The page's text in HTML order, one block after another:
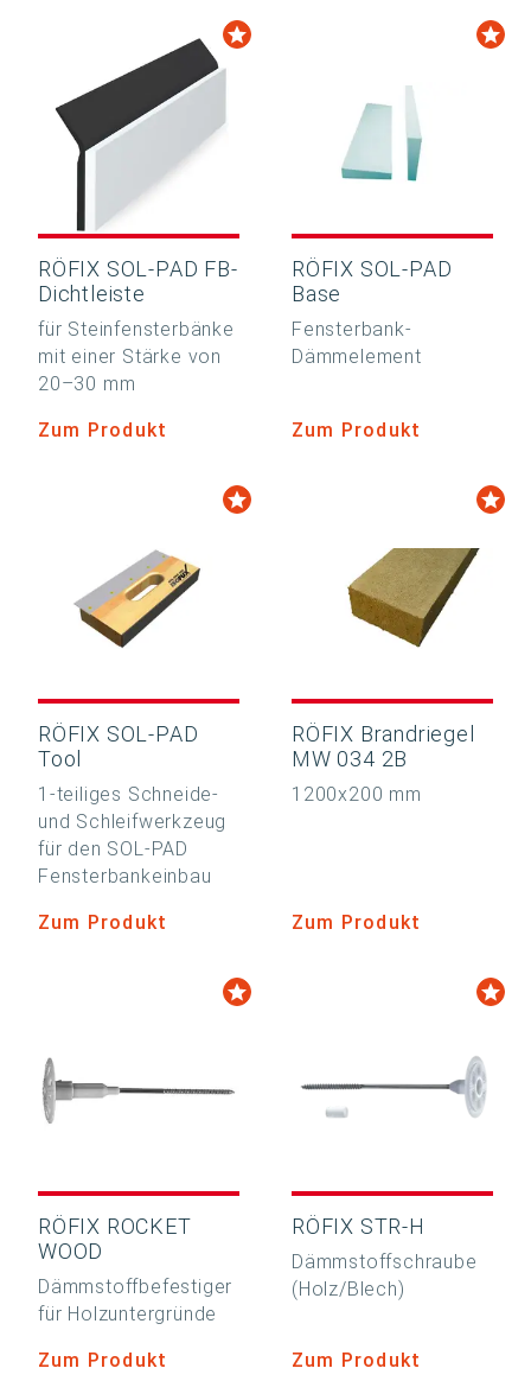
RÖFIX SOL-PAD FB-
Dichtleiste
für Steinfensterbänke
mit einer Stärke von
20–30 mm
Zum Produkt
RÖFIX SOL-PAD
Base
Fensterbank-
Dämmelement
Zum Produkt
RÖFIX SOL-PAD
Tool
1-teiliges Schneide-
und Schleifwerkzeug
für den SOL-PAD
Fensterbankeinbau
Zum Produkt
RÖFIX Brandriegel
MW 034 2B
1200x200 mm
Zum Produkt
RÖFIX ROCKET
WOOD
Dämmstoffbefestiger
für Holzuntergründe
Zum Produkt
RÖFIX STR-H
Dämmstoffschraube
(Holz/Blech)
Zum Produkt